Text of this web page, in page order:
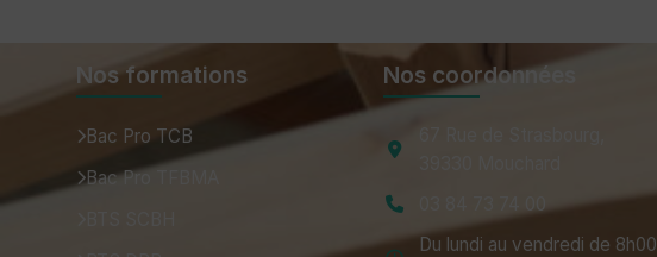
Nos formations
Bac Pro TCB
Bac Pro TFBMA
Nos coordonnées
Du lundi au vendredi de 8h00